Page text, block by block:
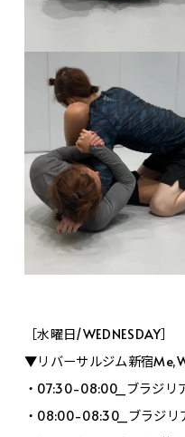
［水曜日/WEDNESDAY］
▼リバーサルジム新宿
・07:30-08:00_ブラジリ
・08:00-08:30_ブラジリ